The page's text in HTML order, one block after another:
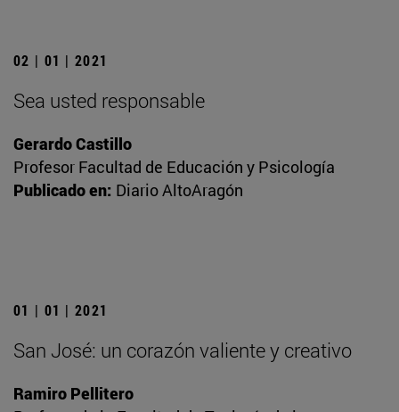
02 | 01 | 2021
Sea usted responsable
Gerardo Castillo
Profesor Facultad de Educación y Psicología
Publicado en: Diario AltoAragón
01 | 01 | 2021
San José: un corazón valiente y creativo
Ramiro Pellitero